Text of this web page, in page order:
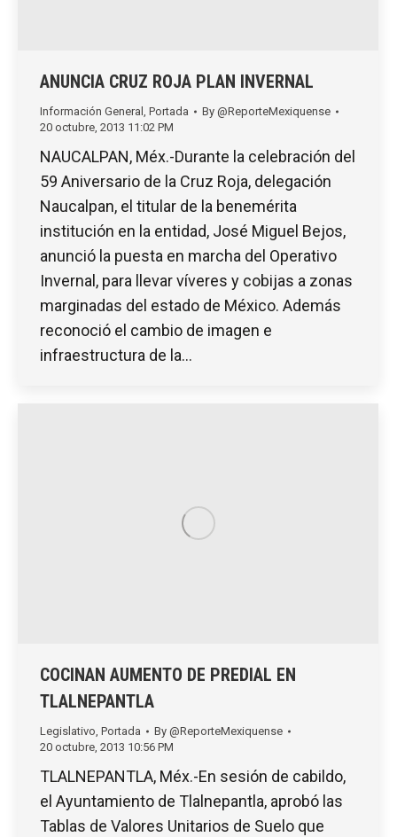
ANUNCIA CRUZ ROJA PLAN INVERNAL
Información General Portada By @ReporteMexiquense
20 octubre, 2013 11:02 PM
NAUCALPAN, Méx.-Durante la celebración del
59 Aniversario de la Cruz Roja, delegación
Naucalpan, el titular de la benemérita
institución en la entidad, José Miguel Bejos,
anunció la puesta en marcha del Operativo
Invernal, para llevar víveres y cobijas a zonas
marginadas del estado de México. Además
reconoció el cambio de imagen e
infraestructura de la…
COCINAN AUMENTO DE PREDIAL EN
TLALNEPANTLA
Legislativo, Portada By @ReporteMexiquense
20 octubre, 2013 10:56 PM
TLALNEPANTLA, Méx.-En sesión de cabildo,
el Ayuntamiento de Tlalnepantla, aprobó las
Tablas de Valores Unitarios de Suelo que